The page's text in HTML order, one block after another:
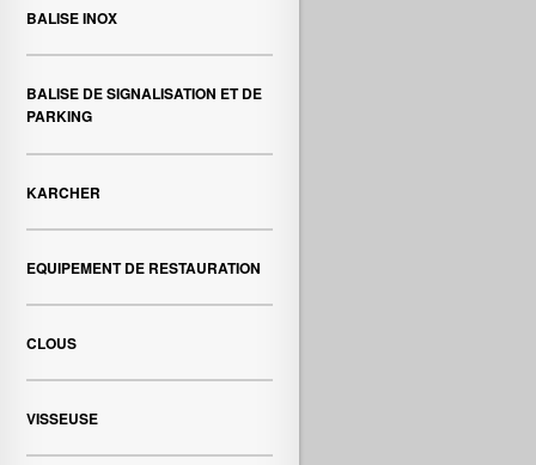
BALISE INOX
BALISE DE SIGNALISATION ET DE
PARKING
KARCHER
EQUIPEMENT DE RESTAURATION
CLOUS
VISSEUSE